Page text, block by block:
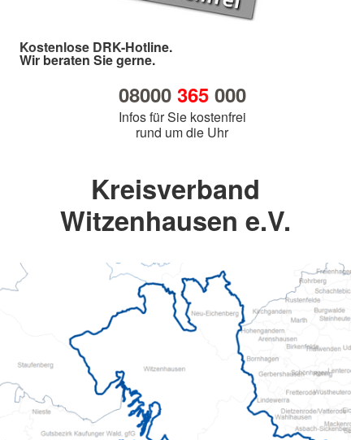
Kostenlose DRK-Hotline.
Wir beraten Sie gerne.
08000 365000
Infos für Sie kostenfrei
rund um die Uhr
Kreisverband
Witzenhausen e.V.